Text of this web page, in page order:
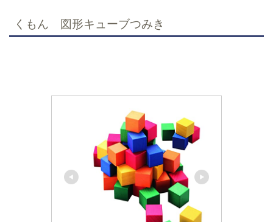
くもん 図形キューブつみき